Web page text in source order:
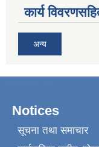
कार्य
अन्य
Notices
सूचना तथा समाचार